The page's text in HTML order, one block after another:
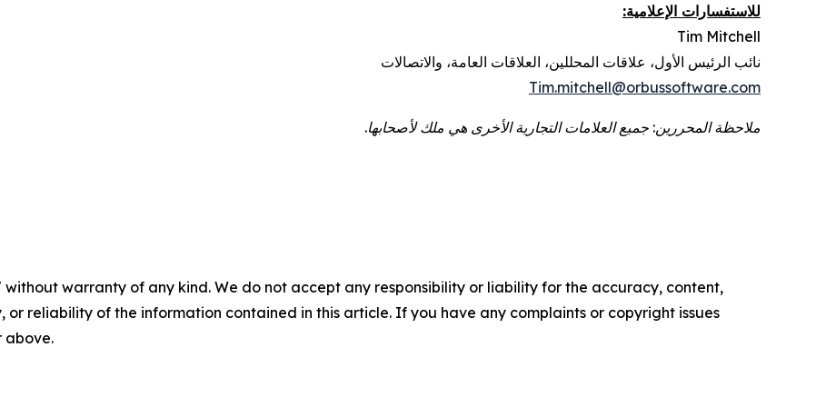
للاستفسارات الإعلامية:
Tim Mitchell
نائب الرئيس الأول، علاقات المحللين، العلاقات العامة، والاتصالات
Tim.mitchell@orbussoftware.com
ملاحظة المحررين: جميع العلامات التجارية الأخرى هي ملك لأصحابها.
without warranty of any kind. We do not accept any responsibility or liability for the accuracy, content,
or reliability of the information contained in this article. If you have any complaints or copyright issues
above.